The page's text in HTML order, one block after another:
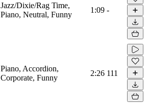
Jazz/Dixie/Rag Time,
Piano, Neutral, Funny
1:09 -
Piano, Accordion,
Corporate, Funny
2:26 111